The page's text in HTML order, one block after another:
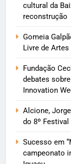
cultural da
reconstrução
Gomeia
Livre de
Fundação
debates
Innovation
Alcione,
do 8º
Sucesso em
campeonato